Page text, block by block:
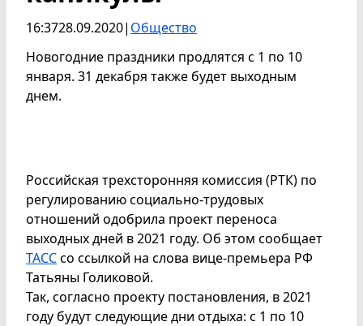
16:3728.09.2020| Общество
Новогодние праздники продлятся с 1 по 10
января. 31 декабря также будет выходным
днем.
Российская трехсторонняя комиссия (РТК) по
регулированию социально-трудовых
отношений одобрила проект переноса
выходных дней в 2021 году. Об этом сообщает
ТАССсо ссылкой на слова вице-премьера РФ
Татьяны Голиковой.
Так, согласно проекту постановления, в 2021
году будут следующие дни отдыха: с 1 по 10